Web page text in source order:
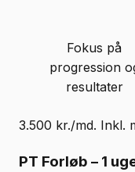
Fokus på
progression
resultater
3.500 kr./md. Inkl.
PT Forløb – 1